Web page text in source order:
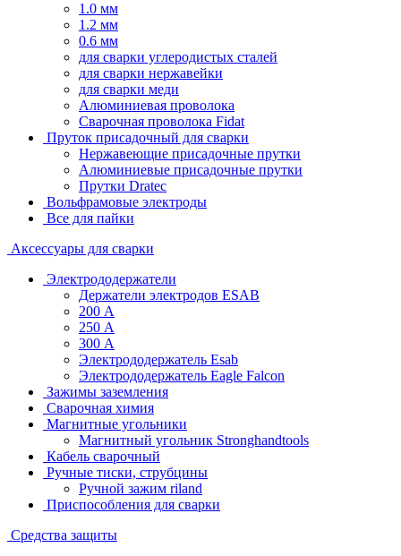
1.0 мм
1.2 мм
0.6 мм
для сварки углеродистых сталей
для сварки нержавейки
для сварки меди
Алюминиевая проволока
Сварочная проволока Fidat
Пруток присадочный для сварки
Нержавеющие присадочные прутки
Алюминиевые присадочные прутки
Прутки Dratec
Вольфрамовые электроды
Все для пайки
Аксессуары для сварки
Электрододержатели
Держатели электродов ESAB
200 А
250 А
300 А
Электрододержатель Esab
Электрододержатель Eagle Falcon
Зажимы заземления
Сварочная химия
Магнитные угольники
Магнитный угольник Stronghandtools
Кабель сварочный
Ручные тиски, струбцины
Ручной зажим riland
Приспособления для сварки
Средства защиты